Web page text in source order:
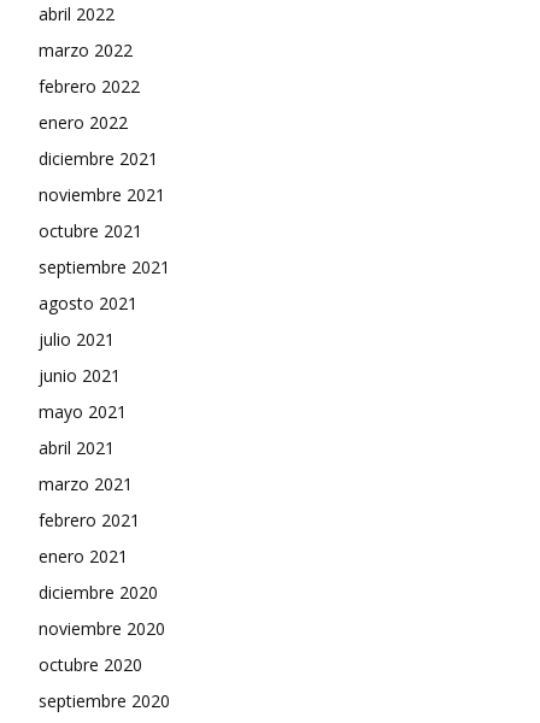
abril 2022
marzo 2022
febrero 2022
enero 2022
diciembre 2021
noviembre 2021
octubre 2021
septiembre 2021
agosto 2021
julio 2021
junio 2021
mayo 2021
abril 2021
marzo 2021
febrero 2021
enero 2021
diciembre 2020
noviembre 2020
octubre 2020
septiembre 2020